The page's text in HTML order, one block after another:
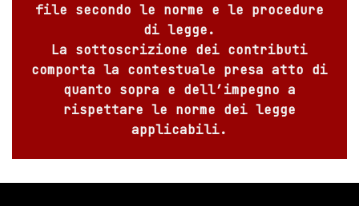
file secondo le norme e le procedure
di legge.
La sottoscrizione dei contributi
comporta la contestuale presa atto di
quanto sopra e dell’impegno a
rispettare le norme dei legge
applicabili.